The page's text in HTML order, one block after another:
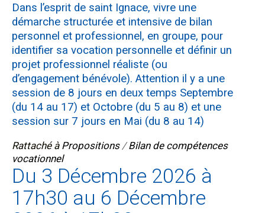
Dans l’esprit de saint Ignace, vivre une
démarche structurée et intensive de bilan
personnel et professionnel, en groupe, pour
identifier sa vocation personnelle et définir un
projet professionnel réaliste (ou
d’engagement bénévole). Attention il y a une
session de 8 jours en deux temps Septembre
(du 14 au 17) et Octobre (du 5 au 8) et une
session sur 7 jours en Mai (du 8 au 14)
Rattaché à Propositions /Bilan de compétences
vocationnel
Du 3 Décembre 2026 à
17h30 au 6 Décembre